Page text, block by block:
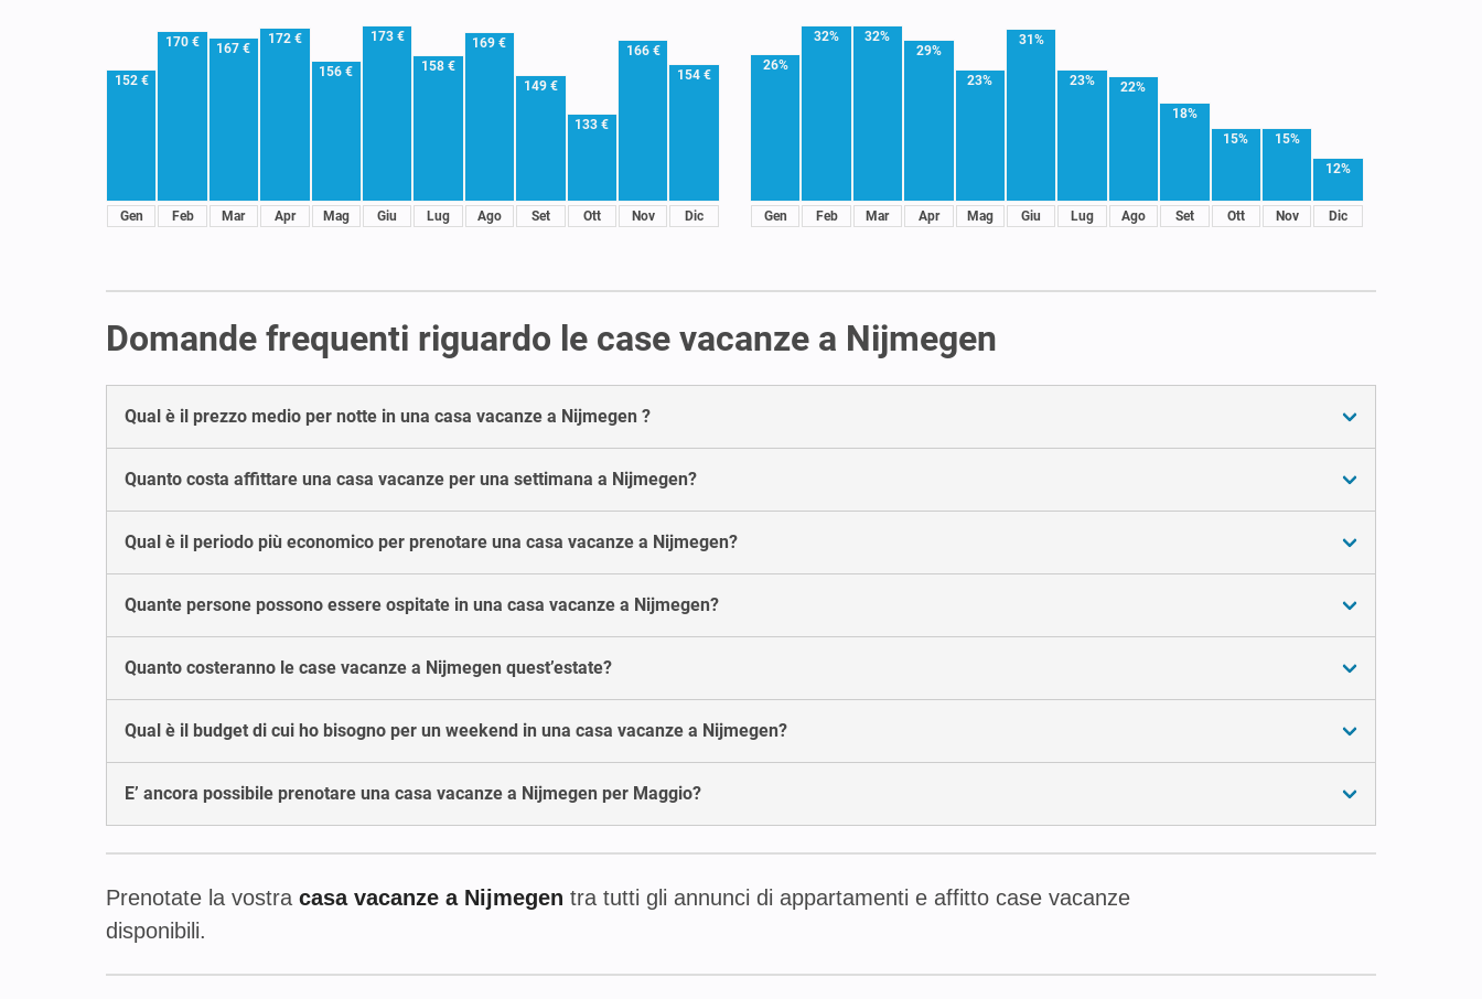
152 €
Gen
170 €
Feb
167 €
Mar
172 €
Apr
156 €
Mag
173 €
Giu
158 €
Lug
169 €
Ago
149 €
Set
133 €
Ott
166 €
Nov
154 €
Dic
26%
Gen
32%
Feb
32%
Mar
29%
Apr
23%
Mag
31%
Giu
23%
Lug
22%
Ago
18%
Set
15%
Ott
15%
Nov
12%
Dic
Domande frequenti riguardo le case vacanze a Nijmegen
Qual è il prezzo medio per notte in una casa vacanze a Nijmegen ?
Quanto costa affittare una casa vacanze per una settimana a Nijmegen?
Qual è il periodo più economico per prenotare una casa vacanze a Nijmegen?
Quante persone possono essere ospitate in una casa vacanze a Nijmegen?
Quanto costeranno le case vacanze a Nijmegen quest’estate?
Qual è il budget di cui ho bisogno per un weekend in una casa vacanze a Nijmegen?
E’ ancora possibile prenotare una casa vacanze a Nijmegen per Maggio?
Prenotate la vostra casa vacanze a Nijmegen tra tutti gli annunci di appartamenti e affitto case vacanze
disponibili.